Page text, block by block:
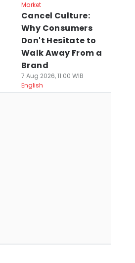
Market
Cancel Culture:
Why Consumers
Don't Hesitate to
Walk Away From a
Brand
7 Aug 2026, 11:00 WIB
English